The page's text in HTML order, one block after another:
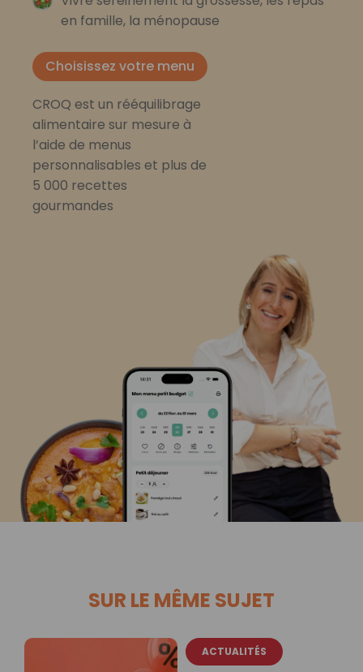
en famille, la ménopause
Choisissez votre menu
CROQ est un rééquilibrage
alimentaire sur mesure à
l’aide de menus
personnalisables et plus de
5 000 recettes
gourmandes
SUR LE MÊME SUJET
ACTUALITÉS